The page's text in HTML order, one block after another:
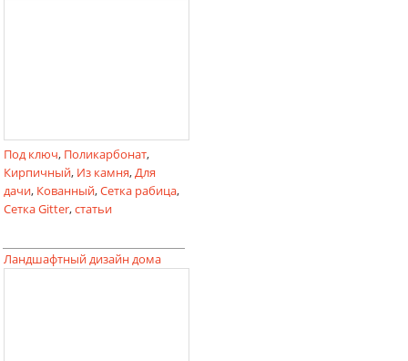
Под ключ, Поликарбонат,
Кирпичный, Из камня,Для
дачи, Кованный,Сетка рабица,
Сетка Gitter,статьи
Ландшафтный дизайн дома